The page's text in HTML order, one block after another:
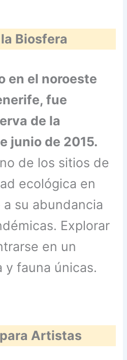
Biosfera
en el noroeste
fue
de la
junio de 2015.
de los sitios de
ecológica en
su abundancia
Explorar
en un
y fauna únicas.
Artistas